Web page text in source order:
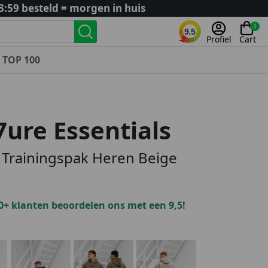
besteld = morgen in huis
9.5
Profiel
0
Cart
Algerije
Argentinië
België
Engeland
Italië
Kroatië
TOP 100
Essentials
Heren Beige
klanten beoordelen ons met een 9,5!